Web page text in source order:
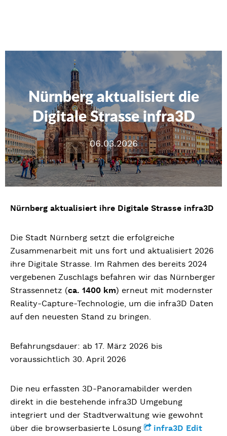
Nürnberg aktualisiert die
Digitale Strasse infra3D
06.03.2026
Nürnberg aktualisiert ihre Digitale Strasse infra3D
Die Stadt Nürnberg setzt die erfolgreiche
Zusammenarbeit mit uns fort und aktualisiert 2026
ihre Digitale Strasse. Im Rahmen des bereits 2024
vergebenen Zuschlags befahren wir das Nürnberger
Strassennetz (ca. 1400 km) erneut mit modernster
Reality-Capture-Technologie, um die infra3D Daten
auf den neuesten Stand zu bringen.
Befahrungsdauer: ab 17. März 2026 bis
voraussichtlich 30. April 2026
Die neu erfassten 3D-Panoramabilder werden
direkt in die bestehende infra3D Umgebung
integriert und der Stadtverwaltung wie gewohnt
über die browserbasierte Lösung
infra3D Edit